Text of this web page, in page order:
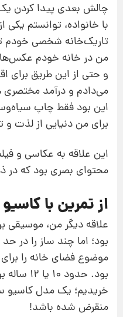
چالش بعدی پیدا کردن
با خانواده، توانستم یکی
تاریک‌خانه شخصی خودم
من در خانه خودم
و حتی از این طریق برای
می‌دادم و درآمد
این بود فقط چاپ
برای من دنیایی از لذت و
این علاقه به عکاسی و
محتوای بصری بود که
از تمرین با
علاقه دیگر من، موسیقی
بود؛ اما چند ساز را در
موضوع فضای خانه را
بود. حدود
منقرض شده باشد!